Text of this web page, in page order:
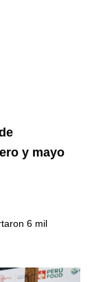
y mayo
6 mil